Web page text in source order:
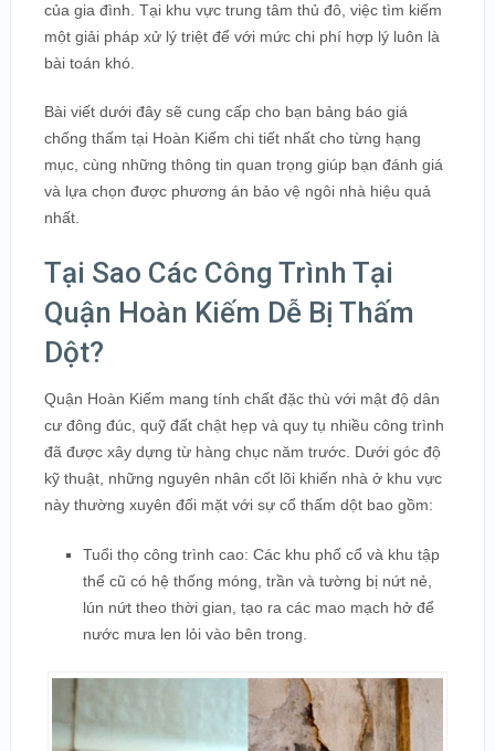
của gia đình. Tại khu vực trung tâm thủ đô, việc tìm kiếm
một giải pháp xử lý triệt để với mức chi phí hợp lý luôn là
bài toán khó.
Bài viết dưới đây sẽ cung cấp cho bạn bảng báo giá
chống thấm tại Hoàn Kiếm chi tiết nhất cho từng hạng
mục, cùng những thông tin quan trọng giúp bạn đánh giá
và lựa chọn được phương án bảo vệ ngôi nhà hiệu quả
nhất.
Tại Sao Các Công Trình Tại
Quận Hoàn Kiếm Dễ Bị Thấm
Dột?
Quận Hoàn Kiếm mang tính chất đặc thù với mật độ dân
cư đông đúc, quỹ đất chật hẹp và quy tụ nhiều công trình
đã được xây dựng từ hàng chục năm trước. Dưới góc độ
kỹ thuật, những nguyên nhân cốt lõi khiến nhà ở khu vực
này thường xuyên đối mặt với sự cố thấm dột bao gồm:
Tuổi thọ công trình cao: Các khu phố cổ và khu tập
thể cũ có hệ thống móng, trần và tường bị nứt nẻ,
lún nứt theo thời gian, tạo ra các mao mạch hở để
nước mưa len lỏi vào bên trong.